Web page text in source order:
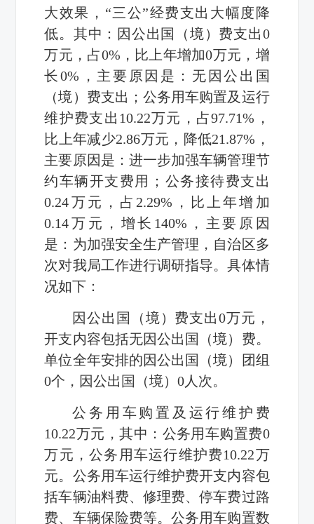
大效果，“三公”经费支出大幅度降
低。其中：因公出国（境）费支出0
万元，占0%，比上年增加0万元，增
长0%，主要原因是：无因公出国
（境）费支出；公务用车购置及运行
维护费支出10.22万元，占97.71%，
比上年减少2.86万元，降低21.87%，
主要原因是：进一步加强车辆管理节
约车辆开支费用；公务接待费支出
0.24万元，占2.29%，比上年增加
0.14万元，增长140%，主要原因
是：为加强安全生产管理，自治区多
次对我局工作进行调研指导。具体情
况如下：
因公出国（境）费支出0万元，
开支内容包括无因公出国（境）费。
单位全年安排的因公出国（境）团组
0个，因公出国（境）0人次。
公务用车购置及运行维护费
10.22万元，其中：公务用车购置费0
万元，公务用车运行维护费10.22万
元。公务用车运行维护费开支内容包
括车辆油料费、修理费、停车费过路
费、车辆保险费等。公务用车购置数